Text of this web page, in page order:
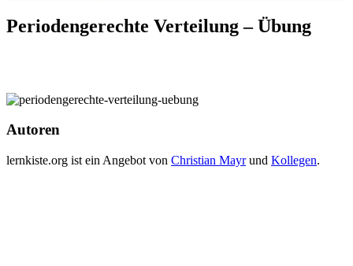
Periodengerechte Verteilung – Übung
Autoren
lernkiste.org ist ein Angebot von Christian Mayrund Kollegen.